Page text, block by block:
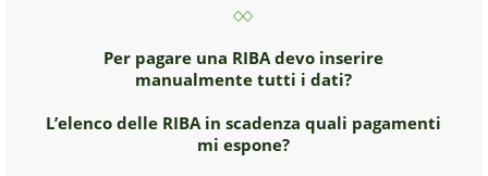
Per pagare una RIBA devo inserire
manualmente tutti i dati?
L’elenco delle RIBA in scadenza quali pagamenti
mi espone?